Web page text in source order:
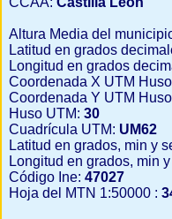
Altura Media del
Latitud en grados
Longitud en grados
Coordenada X UTM
Coordenada Y UTM
Huso UTM: 30
Cuadrícula UTM: UM62
Latitud en grados, min y
Longitud en grados, min
Código Ine: 47027
Hoja del MTN 1:50000 :